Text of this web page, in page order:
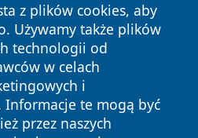
z plików cookies, aby
Używamy także plików
technologii od
w celach
i
Informacje te mogą być
przez naszych
Wszystkie prawa